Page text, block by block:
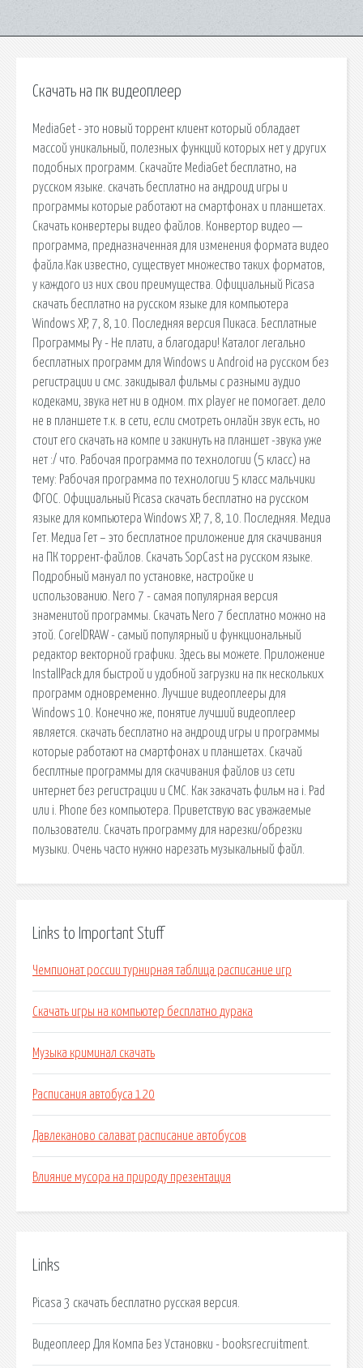
Скачать на пк видеоплеер
MediaGet - это новый торрент клиент который обладает
массой уникальный, полезных функций которых нет у других
подобных программ. Скачайте MediaGet бесплатно, на
русском языке. cкачать бесплатно на андроид игры и
программы которые работают на смартфонах и планшетах.
Скачать конвертеры видео файлов. Конвертор видео —
программа, предназначенная для изменения формата видео
файла.Как известно, существует множество таких форматов,
у каждого из них свои преимущества. Официальный Picasa
скачать бесплатно на русском языке для компьютера
Windows XP, 7, 8, 10. Последняя версия Пикаса. Бесплатные
Программы Ру - Не плати, а благодари! Каталог легально
бесплатных программ для Windows и Android на русском без
регистрации и смс. закидывал фильмы с разными аудио
кодеками, звука нет ни в одном. mx player не помогает. дело
не в планшете т.к. в сети, если смотреть онлайн звук есть, но
стоит его скачать на компе и закинуть на планшет -звука уже
нет :/ что. Рабочая программа по технологии (5 класс) на
тему: Рабочая программа по технологии 5 класс мальчики
ФГОС. Официальный Picasa скачать бесплатно на русском
языке для компьютера Windows XP, 7, 8, 10. Последняя. Медиа
Гет. Медиа Гет – это бесплатное приложение для скачивания
на ПК торрент-файлов. Скачать SopCast на русском языке.
Подробный мануал по установке, настройке и
использованию. Nero 7 - самая популярная версия
знаменитой программы. Скачать Nero 7 бесплатно можно на
этой. CorelDRAW - самый популярный и функциональный
редактор векторной графики. Здесь вы можете. Приложение
InstallPack для быстрой и удобной загрузки на пк нескольких
программ одновременно. Лучшие видеоплееры для
Windows 10. Конечно же, понятие лучший видеоплеер
является. cкачать бесплатно на андроид игры и программы
которые работают на смартфонах и планшетах. Скачай
бесплтные программы для скачивания файлов из сети
интернет без регистрации и СМС. Как закачать фильм на i. Pad
или i. Phone без компьютера. Приветствую вас уважаемые
пользователи. Скачать программу для нарезки/обрезки
музыки. Очень часто нужно нарезать музыкальный файл.
Links to Important Stuff
Чемпионат россии турнирная таблица расписание игр
Скачать игры на компьютер бесплатно дурака
Музыка криминал скачать
Расписания автобуса 120
Давлеканово салават расписание автобусов
Влияние мусора на природу презентация
Links
Picasa 3 скачать бесплатно русская версия.
Видеоплеер Для Компа Без Установки - booksrecruitment.